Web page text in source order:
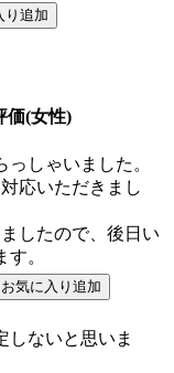
価(女性)
しゃいました。
応いただきまし
したので、後日い
。
しないと思いま